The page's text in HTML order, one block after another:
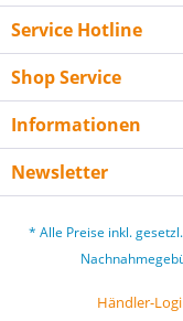
Service Hotline
Shop Service
Informationen
Newsletter
* Alle Preise inkl.
Händler-